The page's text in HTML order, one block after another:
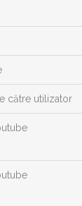
către utilizator